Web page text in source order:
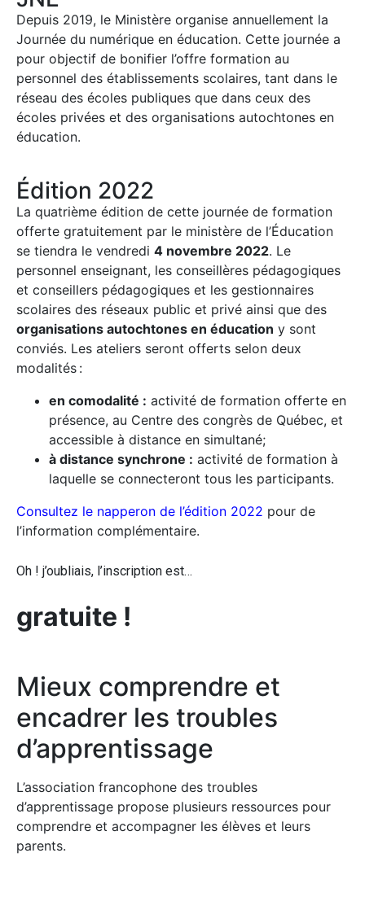
Depuis 2019, le Ministère organise annuellement la
Journée du numérique en éducation. Cette journée a
pour objectif de bonifier l’offre formation au
personnel des établissements scolaires, tant dans le
réseau des écoles publiques que dans ceux des
écoles privées et des organisations autochtones en
éducation.
Édition 2022
La quatrième édition de cette journée de formation
offerte gratuitement par le ministère de l’Éducation
se tiendra le vendredi 4 novembre 2022. Le
personnel enseignant, les conseillères pédagogiques
et conseillers pédagogiques et les gestionnaires
scolaires des réseaux public et privé ainsi que des
organisations autochtones en éducation y sont
conviés. Les ateliers seront offerts selon deux
modalités :
en comodalité : activité de formation offerte en
présence, au Centre des congrès de Québec, et
accessible à distance en simultané;
à distance synchrone : activité de formation à
laquelle se connecteront tous les participants.
Consultez le napperon de l’édition 2022 pour de
l’information complémentaire.
Oh ! j’oubliais, l’inscription est…
gratuite !
Mieux comprendre et
encadrer les troubles
d’apprentissage
L’association francophone des troubles
d’apprentissage propose plusieurs ressources pour
comprendre et accompagner les élèves et leurs
parents.